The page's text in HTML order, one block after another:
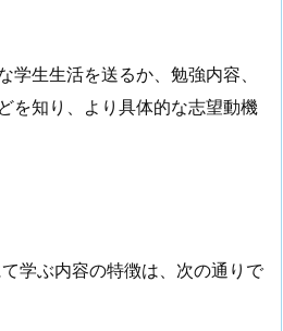
学生生活を送るか、勉強内容、
を知り、より具体的な志望動機
学ぶ内容の特徴は、次の通りで